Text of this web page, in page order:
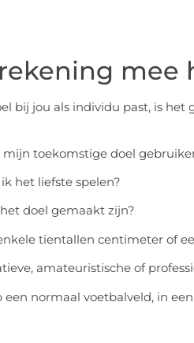
mee
bij jou als individu past, is het
toekomstige doel
het liefste spelen?
doel gemaakt zijn?
tientallen centimeter of
amateuristische of
normaal voetbalveld, in